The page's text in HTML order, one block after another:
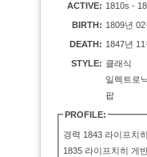
ACTIVE: 1810s -
BIRTH: 1809년
DEATH: 1847년
STYLE: 클래식
일렉트로
팝
PROFILE:
경력 1843 라이프치
1835 라이프치히 게